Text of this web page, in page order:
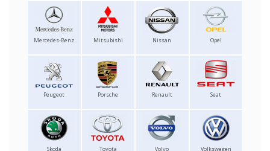
Mercedes-Benz Mitsubishi Nissan Opel
Peugeot Porsche Renault Seat
Skoda Toyota Volvo Volkswagen